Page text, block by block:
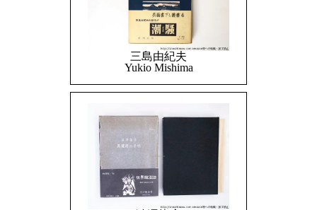
三島由紀夫
Yukio Mishima